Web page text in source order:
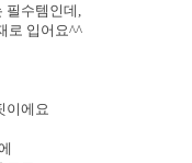
수템인데,
로 입어요^^
이에요